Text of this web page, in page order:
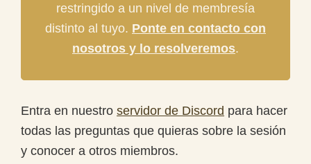
restringido a un nivel de membresía
distinto al tuyo. Ponte en contacto con
nosotros y lo resolveremos.
Entra en nuestro servidor de Discord para hacer
todas las preguntas que quieras sobre la sesión
y conocer a otros miembros.